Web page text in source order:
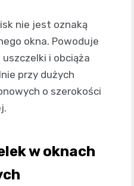
nie jest oznaką
okna. Powoduje
i obciąża
przy dużych
o szerokości
w oknach